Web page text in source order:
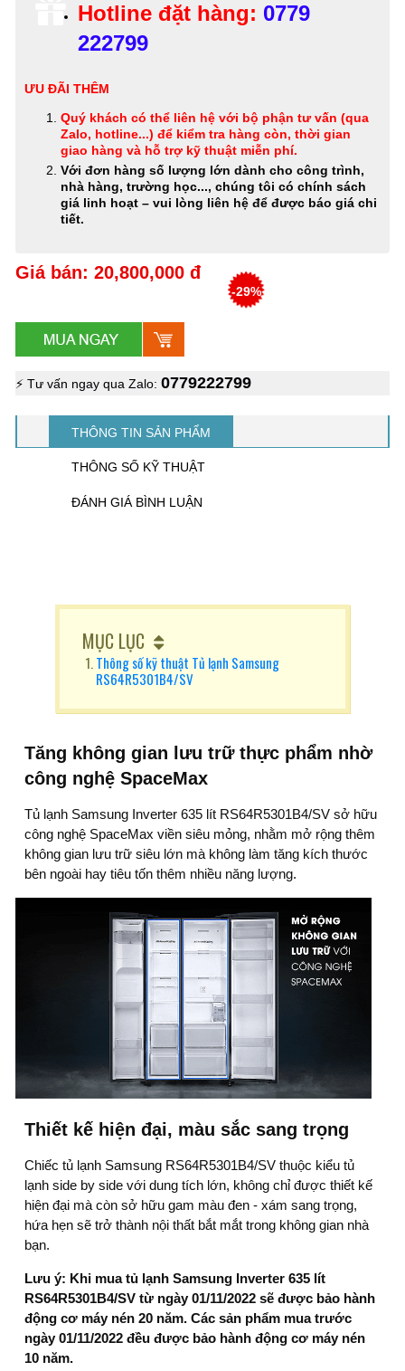
Hotline đặt hàng: 0779
222799
ƯU ĐÃI THÊM
Quý khách có thể liên hệ với bộ phận tư vấn (qua
Zalo, hotline...) để kiểm tra hàng còn, thời gian
giao hàng và hỗ trợ kỹ thuật miễn phí.
Với đơn hàng số lượng lớn dành cho công trình,
nhà hàng, trường học..., chúng tôi có chính sách
giá linh hoạt – vui lòng liên hệ để được báo giá chi
tiết.
Giá bán: 20,800,000 đ
-29%
⚡ Tư vấn ngay qua Zalo: 0779222799
THÔNG TIN SẢN PHẨM
THÔNG SỐ KỸ THUẬT
ĐÁNH GIÁ BÌNH LUẬN
MỤC LỤC
Thông số kỹ thuật Tủ lạnh Samsung
RS64R5301B4/SV
Tăng không gian lưu trữ thực phẩm nhờ
công nghệ SpaceMax
Tủ lạnh Samsung Inverter 635 lít RS64R5301B4/SV sở hữu
công nghệ SpaceMax viền siêu mỏng, nhằm mở rộng thêm
không gian lưu trữ siêu lớn mà không làm tăng kích thước
bên ngoài hay tiêu tốn thêm nhiều năng lượng.
Thiết kế hiện đại, màu sắc sang trọng
Chiếc tủ lạnh Samsung RS64R5301B4/SV thuộc kiểu tủ
lạnh side by side với dung tích lớn, không chỉ được thiết kế
hiện đại mà còn sở hữu gam màu đen - xám sang trọng,
hứa hẹn sẽ trở thành nội thất bắt mắt trong không gian nhà
bạn.
Lưu ý: Khi mua tủ lạnh Samsung Inverter 635 lít
RS64R5301B4/SV từ ngày 01/11/2022 sẽ được bảo hành
động cơ máy nén 20 năm. Các sản phẩm mua trước
ngày 01/11/2022 đều được bảo hành động cơ máy nén
10 năm.